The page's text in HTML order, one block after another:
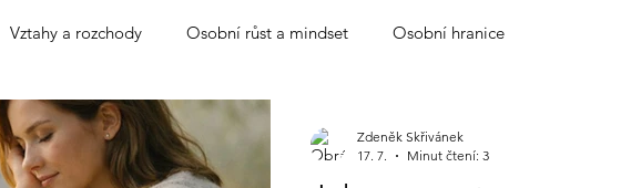
Vztahy a rozchody Osobní růst a mindset Osobní hranice
Zdeněk Skřivánek
17. 7.
Minut čtení: 3